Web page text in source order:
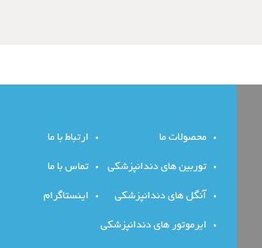
محصولات ما
توربین های دندانپزشکی
آنگل های دندانپزشکی
ایرموتور های دندانپزشکی
ارتباط با ما
تماس با ما
اینستاگرام